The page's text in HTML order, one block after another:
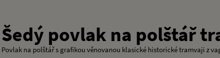
Šedý povlak na polštář
Povlak na polštář s grafikou věnovanou klasické historické tramvaji z